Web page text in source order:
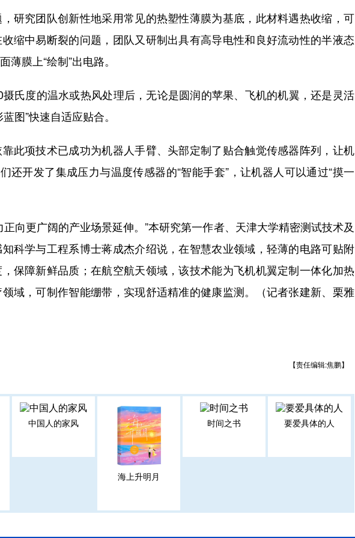
究团队创新性地采用常见的热塑性薄膜为基底，此材料遇热收缩，可
缩中易断裂的问题，团队又研制出具有高导电性和良好流动性的半液态
薄膜上“绘制”出电路。
度的温水或热风处理后，无论是圆润的苹果、飞机的机翼，还是灵活
图”快速自适应贴合。
项技术已成功为机器人手臂、头部定制了贴合触觉传感器阵列，让机
还开发了集成压力与温度传感器的“智能手套”，让机器人可以通过“摸一
更广阔的产业场景延伸。”本研究第一作者、天津大学精密测试技术及
科学与工程系博士蒋成杰介绍说，在智慧农业领域，轻薄的电路可贴附
保障新鲜品质；在航空航天领域，该技术能为飞机机翼定制一体化加热
域，可制作智能绷带，实现舒适精准的健康监测。（记者张建新、栗雅
【责任编辑:焦鹏】
中国人的家风
海上升明月
时间之书 要爱具体的人